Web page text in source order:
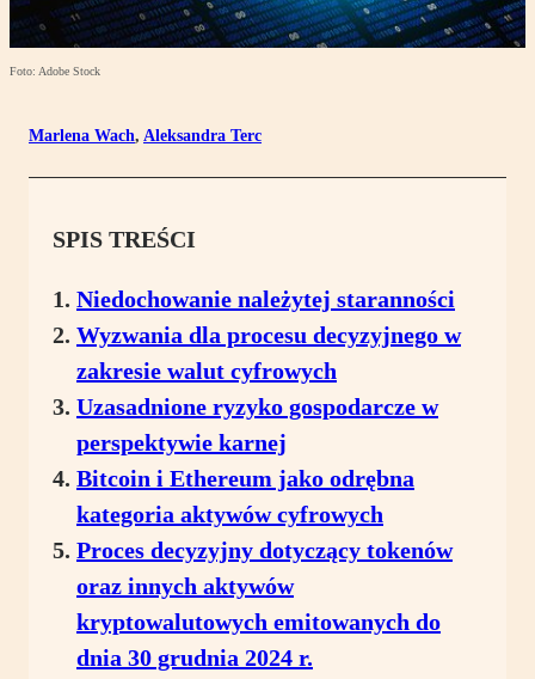
Foto: Adobe Stock
Marlena Wach, Aleksandra Terc
SPIS TREŚCI
Niedochowanie należytej staranności
Wyzwania dla procesu decyzyjnego w
zakresie walut cyfrowych
Uzasadnione ryzyko gospodarcze w
perspektywie karnej
Bitcoin i Ethereum jako odrębna
kategoria aktywów cyfrowych
Proces decyzyjny dotyczący tokenów
oraz innych aktywów
kryptowalutowych emitowanych do
dnia 30 grudnia 2024 r.